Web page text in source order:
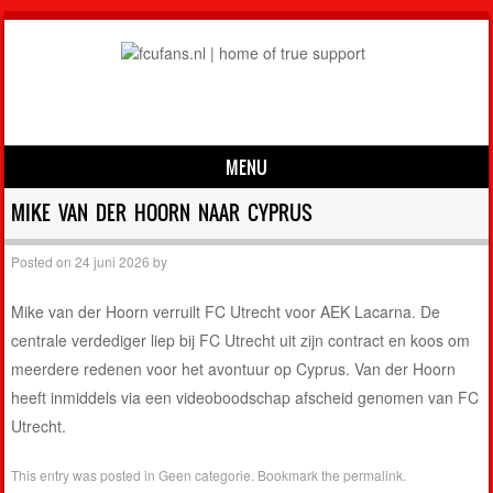
MENU
Skip to content
MIKE VAN DER HOORN NAAR CYPRUS
Posted on24 juni 2026 by
Mike van der Hoorn verruilt FC Utrecht voor AEK Lacarna. De
centrale verdediger liep bij FC Utrecht uit zijn contract en koos om
meerdere redenen voor het avontuur op Cyprus. Van der Hoorn
heeft inmiddels via een videoboodschap afscheid genomen van FC
Utrecht.
This entry was posted inGeen categorie . Bookmark thepermalink